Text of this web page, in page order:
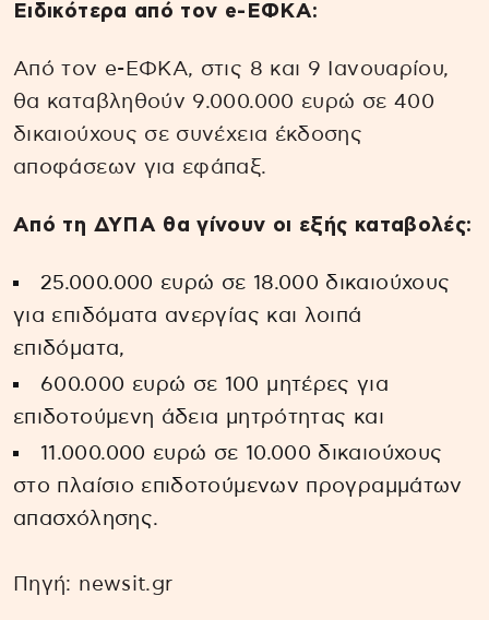
Ειδικότερα από τον e-ΕΦΚΑ:
Από τον e-ΕΦΚΑ, στις 8 και 9 Ιανουαρίου,
θα καταβληθούν 9.000.000 ευρώ σε 400
δικαιούχους σε συνέχεια έκδοσης
αποφάσεων για εφάπαξ.
Από τη ΔΥΠΑ θα γίνουν οι εξής καταβολές:
25.000.000 ευρώ σε 18.000 δικαιούχους
για επιδόματα ανεργίας και λοιπά
επιδόματα,
600.000 ευρώ σε 100 μητέρες για
επιδοτούμενη άδεια μητρότητας και
11.000.000 ευρώ σε 10.000 δικαιούχους
στο πλαίσιο επιδοτούμενων προγραμμάτων
απασχόλησης.
Πηγή: newsit.gr